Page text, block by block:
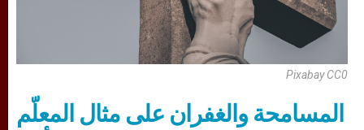
Pixabay CC0
المسامحة والغفران على مثال المعلّم